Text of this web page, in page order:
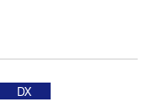
DX